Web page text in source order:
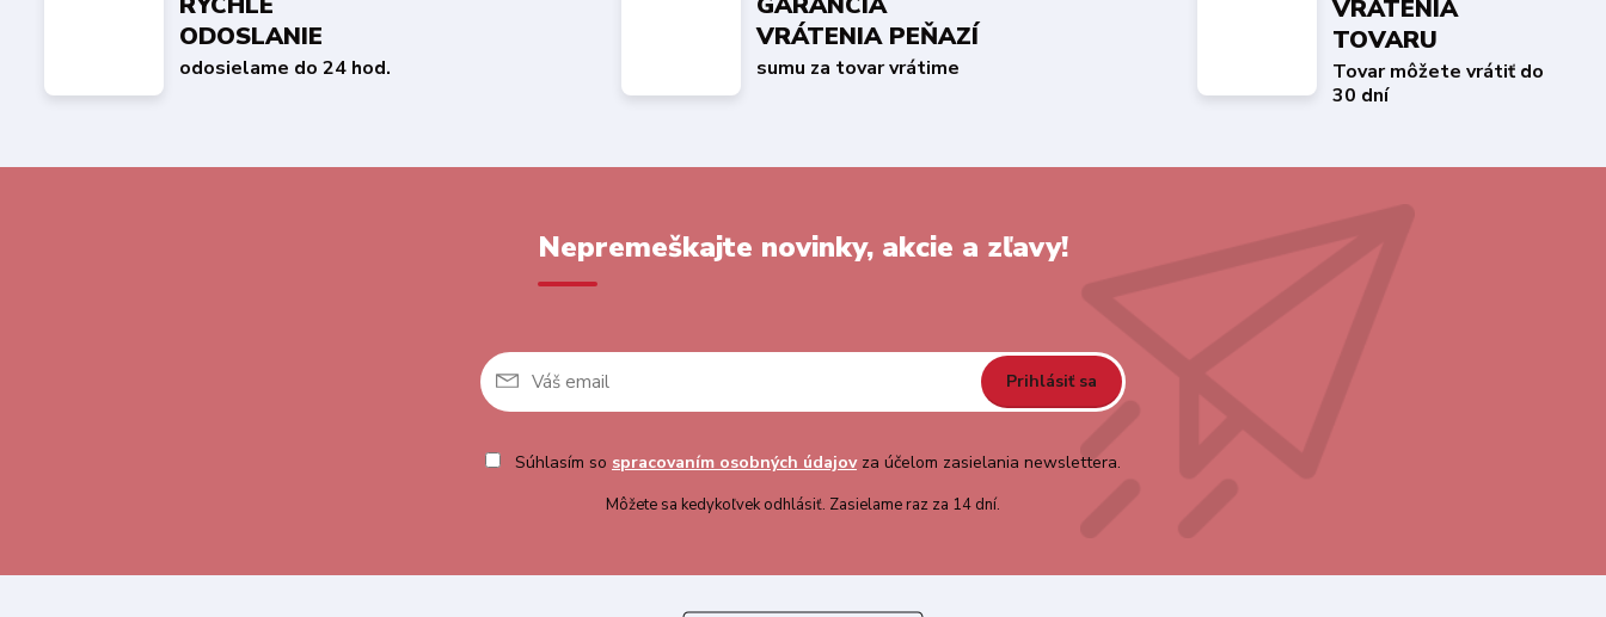
ODOSLANIE
odosielame do 24 hod.
VRÁTENIA PEŇAZÍ
sumu za tovar vrátime
VRÁTENIA
TOVARU
Tovar môžete vrátiť do
30 dní
Nepremeškajte novinky, akcie a zľavy!
Prihlásiť sa
Súhlasím so spracovaním osobných údajovza účelom zasielania newslettera.
Môžete sa kedykoľvek odhlásiť. Zasielame raz za 14 dní.